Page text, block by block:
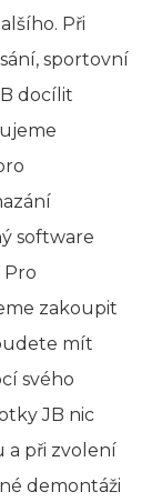
Při
sportovní
docílit
software
Pro
zakoupit
mít
svého
JB nic
a při zvolení
demontáži